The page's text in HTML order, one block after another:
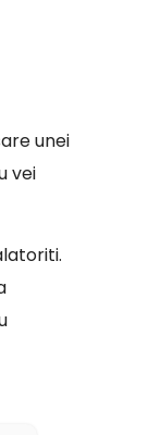
unei
vei